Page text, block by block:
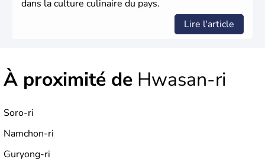
dans la culture culinaire du pays.
Lire l'article
À proximité de Hwasan-ri
Soro-ri
Namchon-ri
Guryong-ri